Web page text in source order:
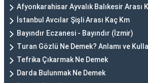
Afyonkarahisar Ayvalık Balıkesir Arası
İstanbul Avcılar Şişli Arası Kaç Km
Bayındır Eczanesi - Bayındır (İzmir)
Turan Gözlü Ne Demek? Anlamı ve
Tefrika Çıkarmak Ne Demek
Darda Bulunmak Ne Demek